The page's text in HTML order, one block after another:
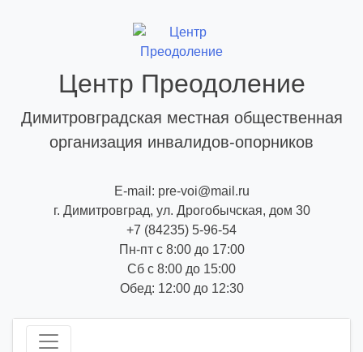
Центр Преодоление
Димитровградская местная общественная
организация инвалидов-опорников
E-mail: pre-voi@mail.ru
г. Димитровград, ул. Дрогобычская, дом 30
+7 (84235) 5-96-54
Пн-пт с 8:00 до 17:00
Сб с 8:00 до 15:00
Обед: 12:00 до 12:30